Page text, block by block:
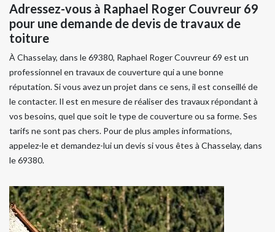
Adressez-vous à Raphael Roger Couvreur 69
pour une demande de devis de travaux de
toiture
À Chasselay, dans le 69380, Raphael Roger Couvreur 69 est un
professionnel en travaux de couverture qui a une bonne
réputation. Si vous avez un projet dans ce sens, il est conseillé de
le contacter. Il est en mesure de réaliser des travaux répondant à
vos besoins, quel que soit le type de couverture ou sa forme. Ses
tarifs ne sont pas chers. Pour de plus amples informations,
appelez-le et demandez-lui un devis si vous êtes à Chasselay, dans
le 69380.